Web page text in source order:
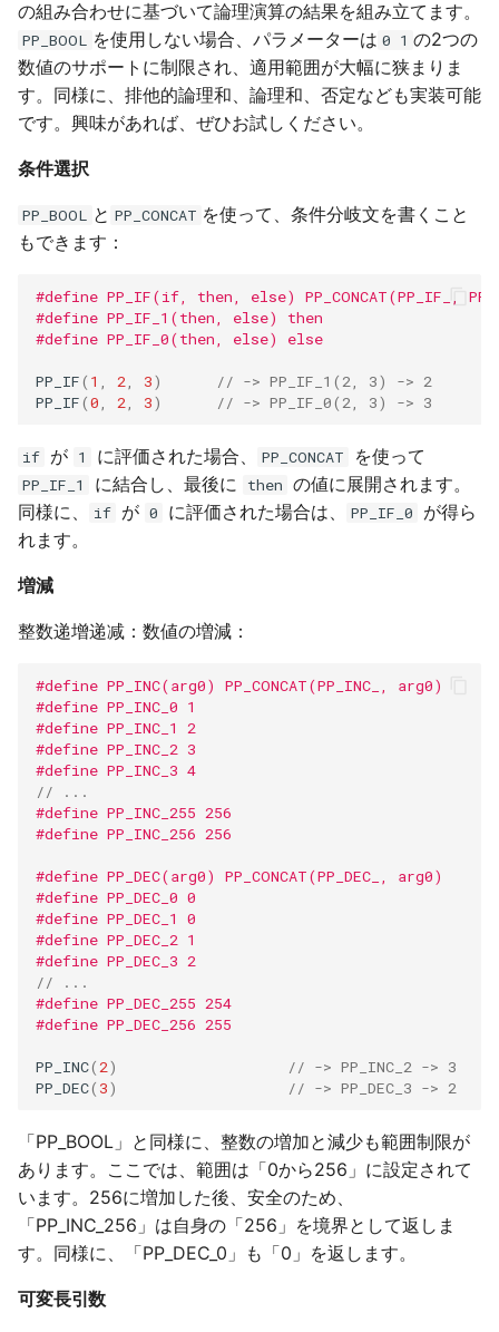
の組み合わせに基づいて論理演算の結果を組み立てます。
PP_BOOL を使用しない場合、パラメーターは 0 1 の2つの
数値のサポートに制限され、適用範囲が大幅に狭まりま
す。同様に、排他的論理和、論理和、否定なども実装可能
です。興味があれば、ぜひお試しください。
条件選択
PP_BOOL と PP_CONCAT を使って、条件分岐文を書くこと
もできます：
#define PP_IF(if, then, else) PP_CONCAT(PP_IF_,
#define PP_IF_1(then, else) then
#define PP_IF_0(then, else) else
PP_IF( 1 2 3)
// -> PP_IF_1(2, 3) -> 2
PP_IF(0 2 3) // -> PP_IF_0(2, 3) -> 3
if が 1 に評価された場合、 PP_CONCAT を使って
PP_IF_1 に結合し、最後に then の値に展開されます。
同様に、
if が 0 に評価された場合は、 PP_IF_0
が得ら
れます。
増減
整数递增递减：数値の増減：
#define PP_INC(arg0) PP_CONCAT(PP_INC_, arg0)
#define PP_INC_0 1
#define PP_INC_1 2
#define PP_INC_2 3
#define PP_INC_3 4
// ...
#define PP_INC_255 256
#define PP_INC_256 256
#define PP_DEC(arg0) PP_CONCAT(PP_DEC_, arg0)
#define PP_DEC_0 0
#define PP_DEC_1 0
#define PP_DEC_2 1
#define PP_DEC_3 2
// ...
#define PP_DEC_255 254
#define PP_DEC_256 255
PP_INC( 2)
// -> PP_INC_2 -> 3
PP_DEC( 3) // -> PP_DEC_3 -> 2
「PP_BOOL」と同様に、整数の増加と減少も範囲制限が
あります。ここでは、範囲は「0から256」に設定されて
います。256に増加した後、安全のため、
「PP_INC_256」は自身の「256」を境界として返しま
す。同様に、「PP_DEC_0」も「0」を返します。
可変長引数